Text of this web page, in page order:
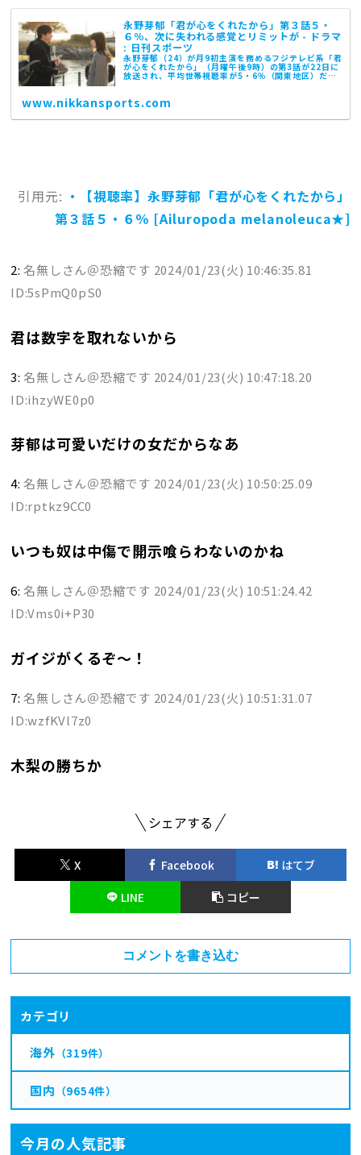
永野芽郁「君が心をくれたから」第３話５・
６％、次に失われる感覚とリミットが - ドラマ
: 日刊スポーツ
永野芽郁（24）が月9初主演を務めるフジテレビ系「君
が心をくれたから」（月曜午後9時）の第3話が22日に
放送され、平均世帯視聴率が5・6％（関東地区）だっ
www.nikkansports.com
引用元: ・【視聴率】永野芽郁「君が心をくれたから」
第３話５・６％ [Ailuropoda melanoleuca★]
2:名無しさん＠恐縮です 2024/01/23(火) 10:46:35.81
ID:5sPmQ0pS0
君は数字を取れないから
3:名無しさん＠恐縮です 2024/01/23(火) 10:47:18.20
ID:ihzyWE0p0
芽郁は可愛いだけの女だからなあ
4:名無しさん＠恐縮です 2024/01/23(火) 10:50:25.09
ID:rptkz9CC0
いつも奴は中傷で開示喰らわないのかね
6:名無しさん＠恐縮です 2024/01/23(火) 10:51:24.42
ID:Vms0i+P30
ガイジがくるぞ～！
7:名無しさん＠恐縮です 2024/01/23(火) 10:51:31.07
ID:wzfKVl7z0
木梨の勝ちか
シェアする
X Facebook
はてブ
LINE
コピー
コメントを書き込む
カテゴリ
海外 （319件）
国内 （9654件）
今月の人気記事